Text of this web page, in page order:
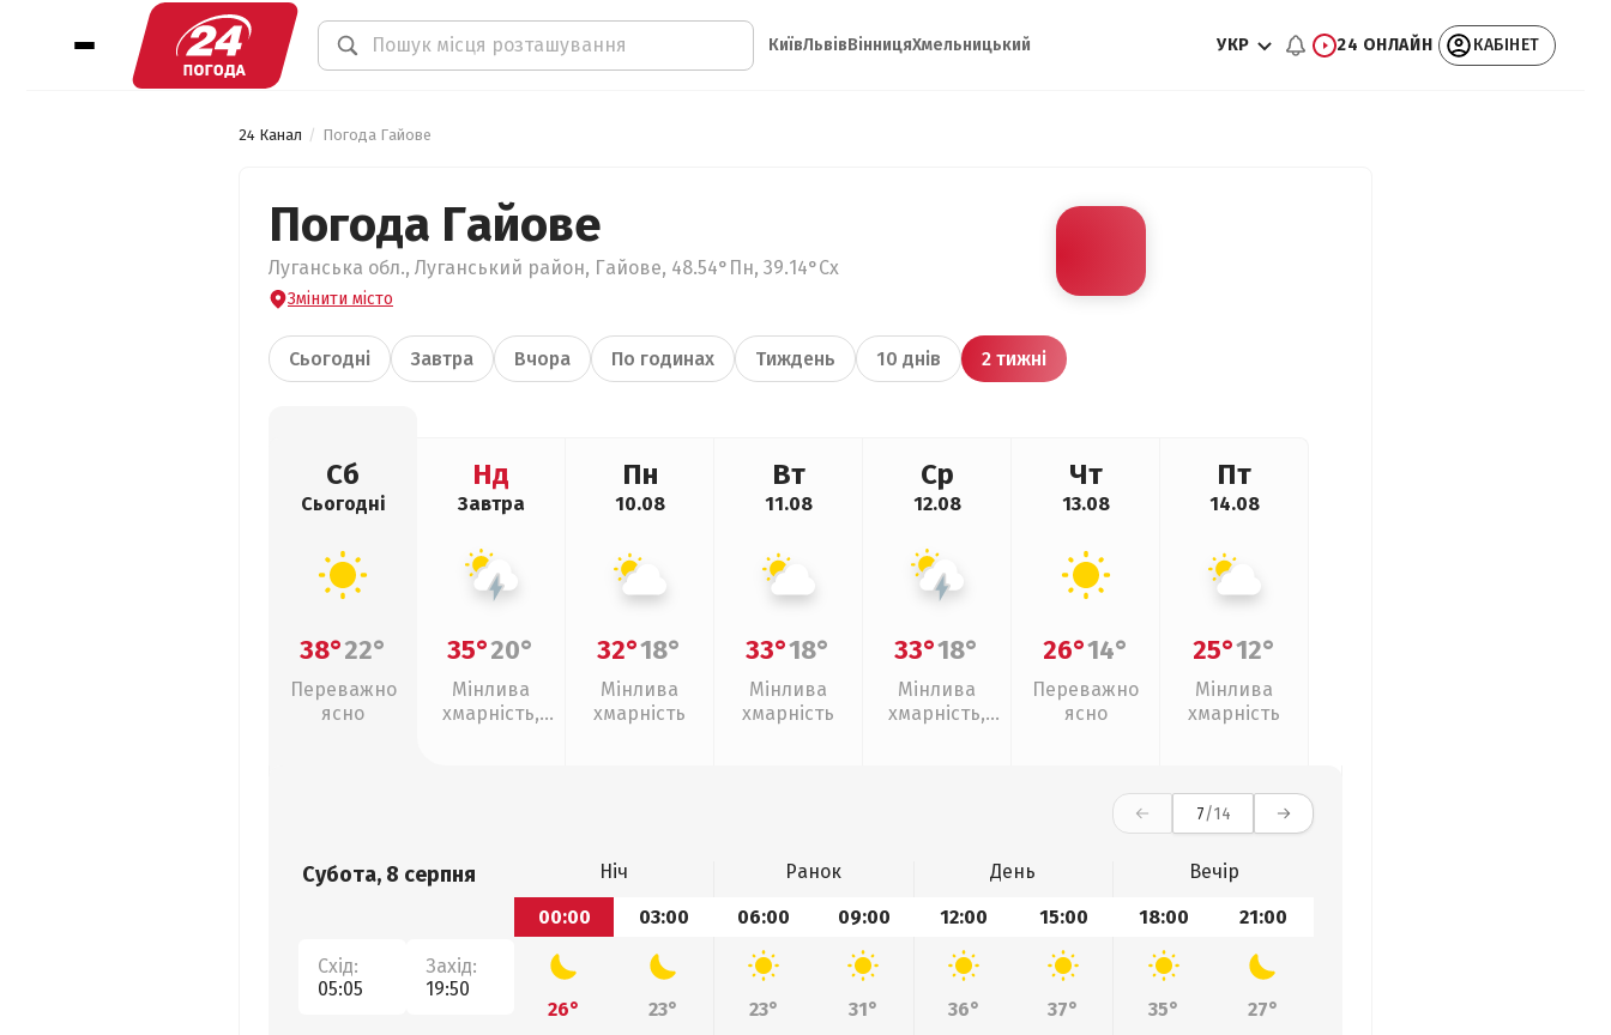
КиївЛьвівВінницяХмельницький УКР 24 ОНЛАЙН КАБІНЕТ
24 Канал Погода Гайове
Погода Гайове
Луганська обл., Луганський район, Гайове, 48.54°Пн, 39.14°Сх
Змінити місто
Сьогодні Завтра Вчора По годинах Тиждень 10 днів 2 тижні
Сб
Сьогодні
38°22°
Переважно
ясно
Нд
Завтра
35°20°
Мінлива
хмарність,
Пн
10.08
32°18°
Мінлива
хмарність
Вт
11.08
33°18°
Мінлива
хмарність
Ср
12.08
33°18°
Мінлива
хмарність,
Чт
13.08
26°14°
Переважно
ясно
Пт
14.08
25°12°
Мінлива
хмарність
7/14
Субота, 8 серпня
Схід:
05:05
Захід:
19:50
Ніч Ранок День
Вечір
00:00
03:00 06:00 09:00 12:00 15:00 18:00 21:00
26° 23° 23° 31° 36° 37° 35°
27°